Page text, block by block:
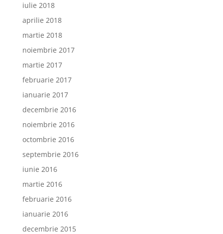
iulie 2018
aprilie 2018
martie 2018
noiembrie 2017
martie 2017
februarie 2017
ianuarie 2017
decembrie 2016
noiembrie 2016
octombrie 2016
septembrie 2016
iunie 2016
martie 2016
februarie 2016
ianuarie 2016
decembrie 2015